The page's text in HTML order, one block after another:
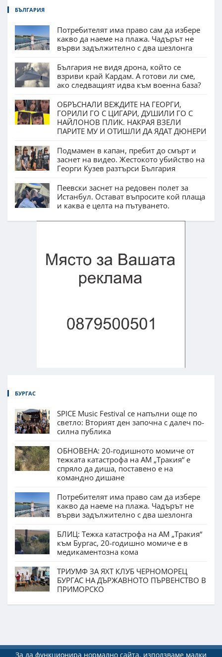
БЪЛГАРИЯ
Потребителят има право сам да избере
какво да наеме на плажа. Чадърът не
върви задължително с два шезлонга
България не видя дрона, който се
взриви край Кардам. А готови ли сме,
ако следващият идва към военна база?
ОБРЪСНАЛИ ВЕЖДИТЕ НА ГЕОРГИ,
ГОРИЛИ ГО С ЦИГАРИ, ДУШИЛИ ГО С
НАЙЛОНОВ ПЛИК. НАКРАЯ ВЗЕЛИ
ПАРИТЕ МУ И ОТИШЛИ ДА ЯДАТ ДЮНЕРИ
Подмамен в капан, пребит до смърт и
заснет на видео. Жестокото убийство на
Георги Кузев разтърси България
Пеевски заснет на редовен полет за
Истанбул. Остават въпросите кой плаща
и каква е целта на пътуването.
БУРГАС
SPICE Music Festival се напълни още по
светло: Вторият ден започна с далеч по-
силна публика
ОБНОВЕНА: 20-годишното момиче от
тежката катастрофа на АМ „Тракия“ е
спряло да диша, поставено е на
командно дишане
Потребителят има право сам да избере
какво да наеме на плажа. Чадърът не
върви задължително с два шезлонга
БЛИЦ: Тежка катастрофа на АМ „Тракия“
към Бургас, 20-годишно момиче е в
медикаментозна кома
ТРИУМФ ЗА ЯХТ КЛУБ ЧЕРНОМОРЕЦ
БУРГАС НА ДЪРЖАВНОТО ПЪРВЕНСТВО В
ПРИМОРСКО
За да функционира нормално сайта, използваме малки